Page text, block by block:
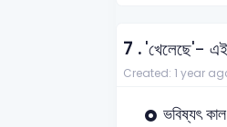
7 .'খেলেছে'- এই
Created: 1 year
ভবিষ্যৎ কাল